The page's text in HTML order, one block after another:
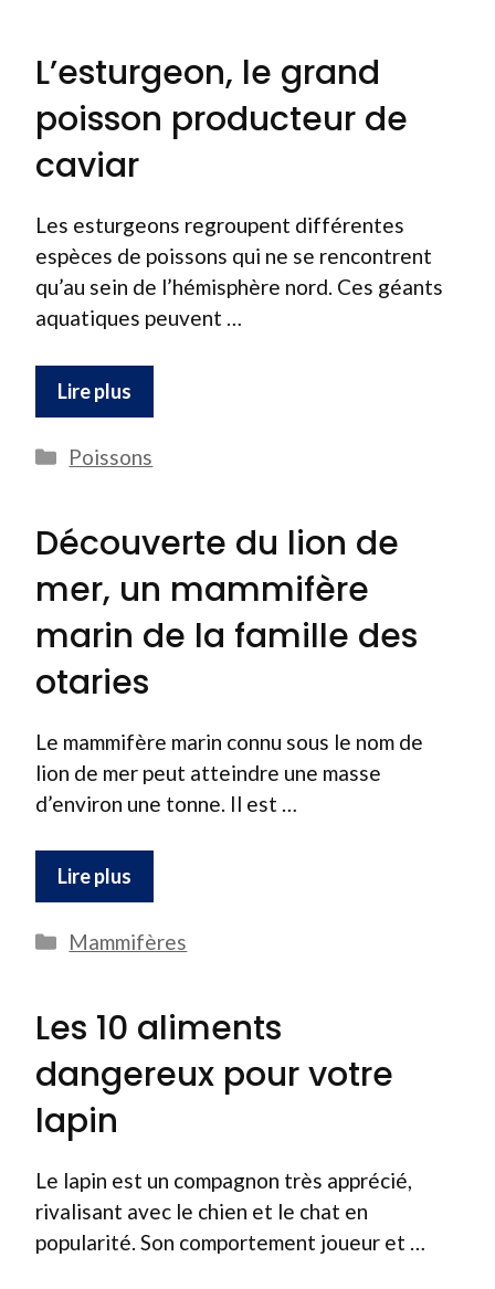
L’esturgeon, le grand
poisson producteur de
caviar
Les esturgeons regroupent différentes
espèces de poissons qui ne se rencontrent
qu’au sein de l’hémisphère nord. Ces géants
aquatiques peuvent …
Lire plus
Catégories
Poissons
Découverte du lion de
mer, un mammifère
marin de la famille des
otaries
Le mammifère marin connu sous le nom de
lion de mer peut atteindre une masse
d’environ une tonne. Il est …
Lire plus
Catégories
Mammifères
Les 10 aliments
dangereux pour votre
lapin
Le lapin est un compagnon très apprécié,
rivalisant avec le chien et le chat en
popularité. Son comportement joueur et …